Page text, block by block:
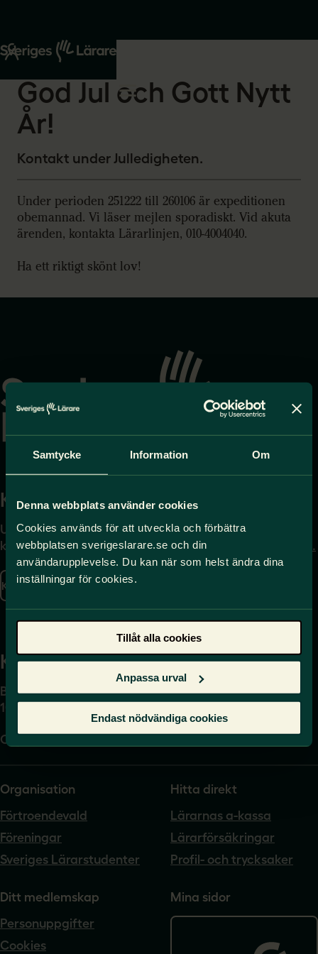
Samtycke Information Om
Denna webbplats använder cookies
Cookies används för att utveckla och förbättra
webbplatsen sverigeslarare.se och din
användarupplevelse. Du kan när som helst ändra dina
inställningar för cookies.
Tillåt alla cookies
Anpassa urval
Endast nödvändiga cookies
Start
Om oss
2025-12-17
God Jul och Gott Nytt
År!
Kontakt under Julledigheten.
Under perioden 251222 till 260106 är expeditionen
obemannad. Vi läser mejlen sporadiskt. Vid akuta
ärenden, kontakta Lärarlinjen, 010-4004040.
Ha ett riktigt skönt lov!
startsidan
Kontakta
Uppgifter om hur du
kontaktar oss finns här.
Kontakta oss
Press
Journalist – du når oss
på press@sverigeslarare.
se
Kansli
Box 17061
104 62 Stockholm
Org.nr. 802540-5542
Organisation
Förtroendevald
Föreningar
Sveriges Lärarstudenter
Hitta direkt
Lärarnas a-kassa
Lärarförsäkringar
Profil- och trycksaker
Ditt medlemskap
Personuppgifter
Cookies
Mina sidor